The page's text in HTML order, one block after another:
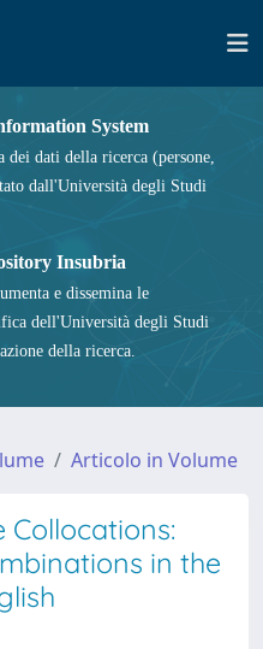
System
dei dati della ricerca (persone,
dall'Università degli Studi
Insubria
e dissemina le
dell'Università degli Studi
della ricerca.
Articolo in Volume
Collocations:
in the